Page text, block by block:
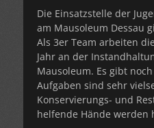
Die Einsatzstelle der
am Mausoleum Dessau
Als 3er Team arbeiten
Jahr an der
Mausoleum. Es gibt
Aufgaben sind sehr
Konservierungs- und
helfende Hände werden